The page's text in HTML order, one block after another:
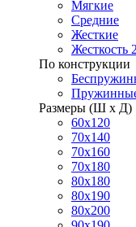
Мягкие
Средние
Жесткие
Жесткость
По конструкции
Размеры (Ш х Д)
60х120
70х140
70х160
70х180
80х180
80х190
80х200